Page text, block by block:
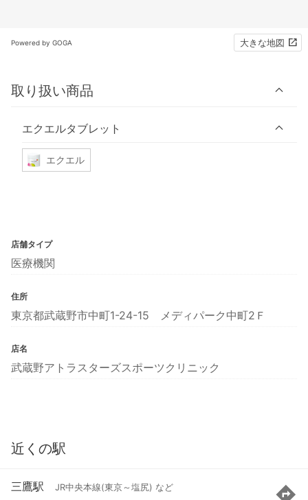
Powered by GOGA 大きな地図
取り扱い商品
エクエルタブレット
エクエル
店舗タイプ
医療機関
住所
東京都武蔵野市中町1-24-15 メディパーク中町2Ｆ
店名
武蔵野アトラスターズスポーツクリニック
近くの駅
三鷹駅 JR中央本線(東京～塩尻) など